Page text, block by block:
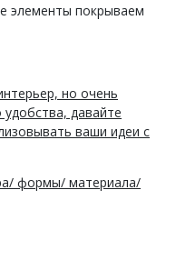
элементы покрываем
но очень
удобства, давайте
ваши идеи с
формы/ материала/